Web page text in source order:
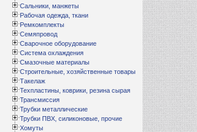
Сальники, манжеты
Рабочая одежда, ткани
Ремкомплекты
Семяпровод
Сварочное оборудование
Система охлаждения
Смазочные материалы
Строительные, хозяйственные товары
Такелаж
Техпластины, коврики, резина сырая
Трансмиссия
Трубки металлические
Трубки ПВХ, силиконовые, прочие
Хомуты